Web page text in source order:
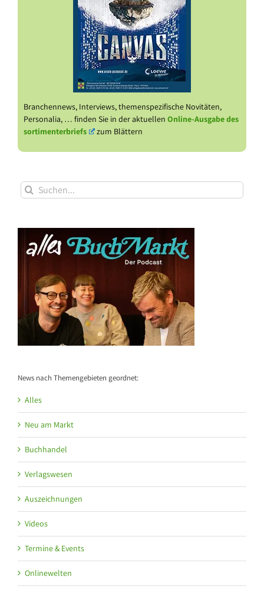
Branchennews, Interviews, themenspezifische Novitäten,
Personalia, … finden Sie in der aktuellen Online-Ausgabe des
sortimenterbriefs
zum Blättern
Suche
nach:
News nach Themengebieten geordnet:
Alles
Neu am Markt
Buchhandel
Verlagswesen
Auszeichnungen
Videos
Termine & Events
Onlinewelten